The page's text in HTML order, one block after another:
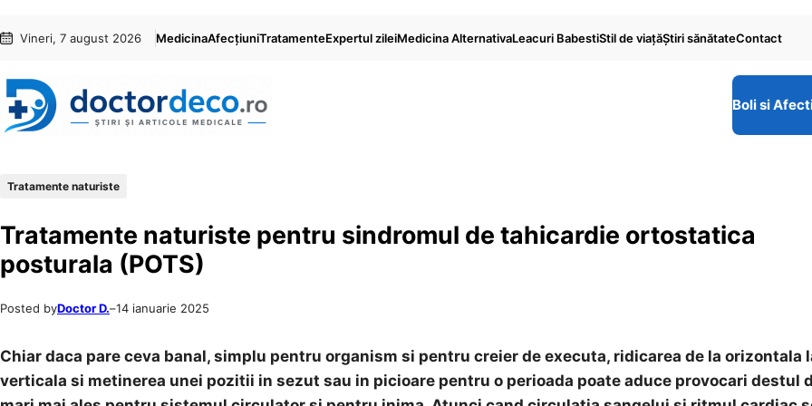
conținut
content
Vineri, 7 august 2026 MedicinaAfecțiuniTratamenteExpertul zileiMedicina AlternativaLeacuri BabestiStil de viaţăŞtiri sănătateContact
Boli si
Tratamente naturiste
Tratamente naturiste pentru sindromul de tahicardie ortostatica
posturala (POTS)
Posted byDoctor D.–14 ianuarie 2025
Chiar daca pare ceva banal, simplu pentru organism si pentru creier de executa, ridicarea de la orizontala
verticala si metinerea unei pozitii in sezut sau in picioare pentru o perioada poate aduce provocari destul